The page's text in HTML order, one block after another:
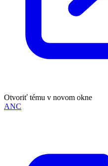
Otvoriť tému v novom okne
ANC